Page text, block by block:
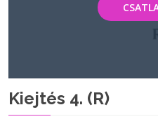
Kiejtés 4. (R)